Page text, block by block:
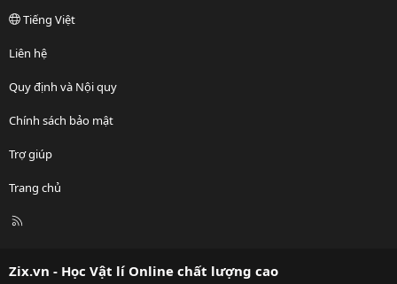
Tiếng Việt
Liên hệ
Quy định và Nội quy
Chính sách bảo mật
Trợ giúp
Trang chủ
R
Zix.vn - Học Vật lí Online chất lượng cao